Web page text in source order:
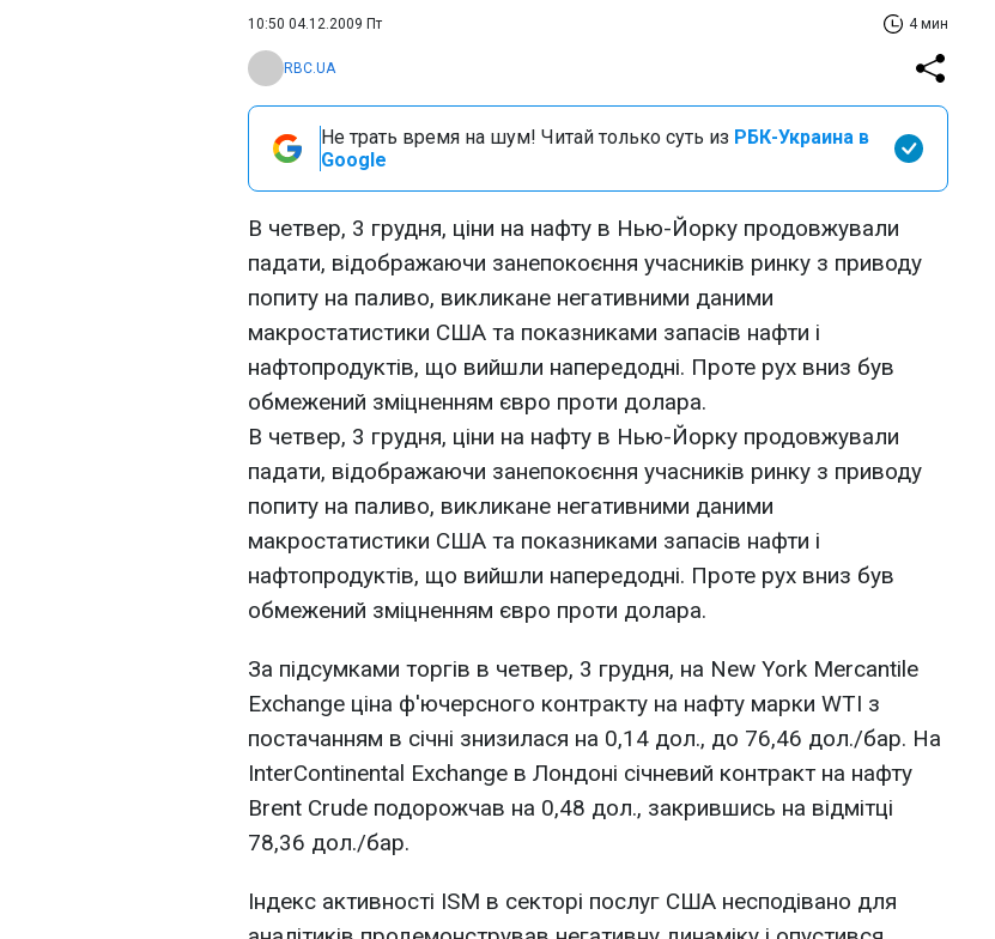
10:50 04.12.2009 Пт 4 мин
RBC.UA
Не трать время на шум! Читай только суть из РБК-Украина в
Google
В четвер, 3 грудня, ціни на нафту в Нью-Йорку продовжували
падати, відображаючи занепокоєння учасників ринку з приводу
попиту на паливо, викликане негативними даними
макростатистики США та показниками запасів нафти і
нафтопродуктів, що вийшли напередодні. Проте рух вниз був
обмежений зміцненням євро проти долара.
В четвер, 3 грудня, ціни на нафту в Нью-Йорку продовжували
падати, відображаючи занепокоєння учасників ринку з приводу
попиту на паливо, викликане негативними даними
макростатистики США та показниками запасів нафти і
нафтопродуктів, що вийшли напередодні. Проте рух вниз був
обмежений зміцненням євро проти долара.
За підсумками торгів в четвер, 3 грудня, на New York Mercantile
Exchange ціна ф'ючерсного контракту на нафту марки WTI з
постачанням в січні знизилася на 0,14 дол., до 76,46 дол./бар. На
InterСontinental Exchange в Лондоні січневий контракт на нафту
Brent Crude подорожчав на 0,48 дол., закрившись на відмітці
78,36 дол./бар.
Індекс активності ISM в секторі послуг США несподівано для